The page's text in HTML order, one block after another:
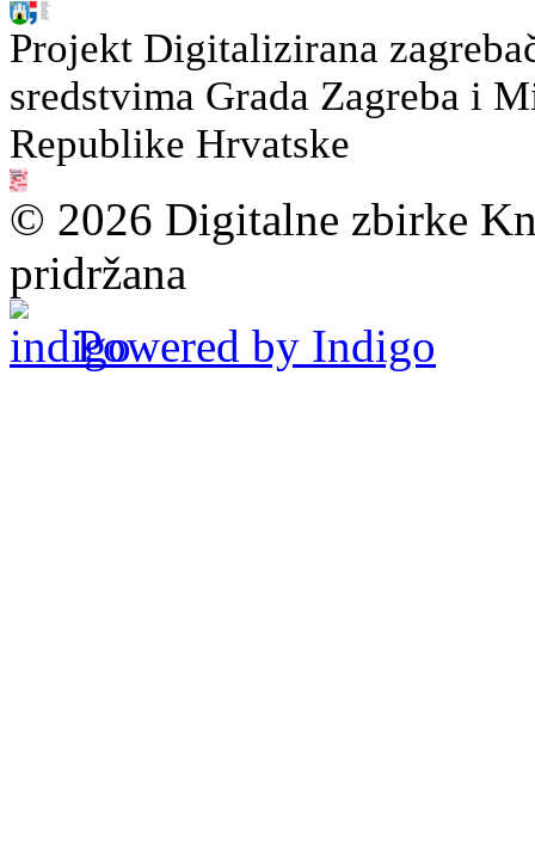
Projekt Digitalizirana
sredstvima Grada Zagreba i
Republike Hrvatske
© 2026 Digitalne zbirke
pridržana
Powered by Indigo